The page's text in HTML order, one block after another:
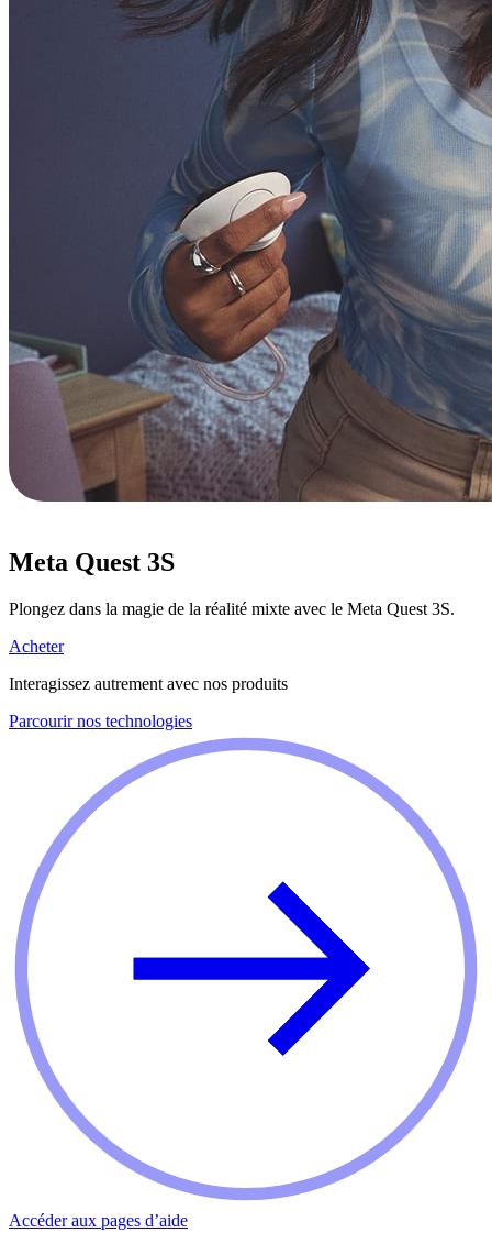
Meta Quest 3S
Plongez dans la magie de la réalité mixte avec le Meta Quest 3S.
Acheter
Interagissez autrement avec nos produits
Parcourir nos technologies
Accéder aux pages d’aide